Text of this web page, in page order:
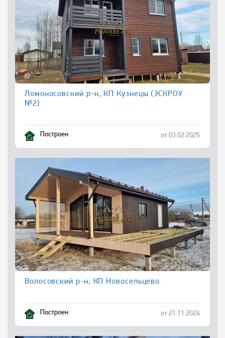
Ломоносовский р-н, КП Кузнецы (ЭСКРОУ
№2)
Построен от 03.02.2025
Волосовский р-н, КП Новосельцево
Построен от 21.11.2024